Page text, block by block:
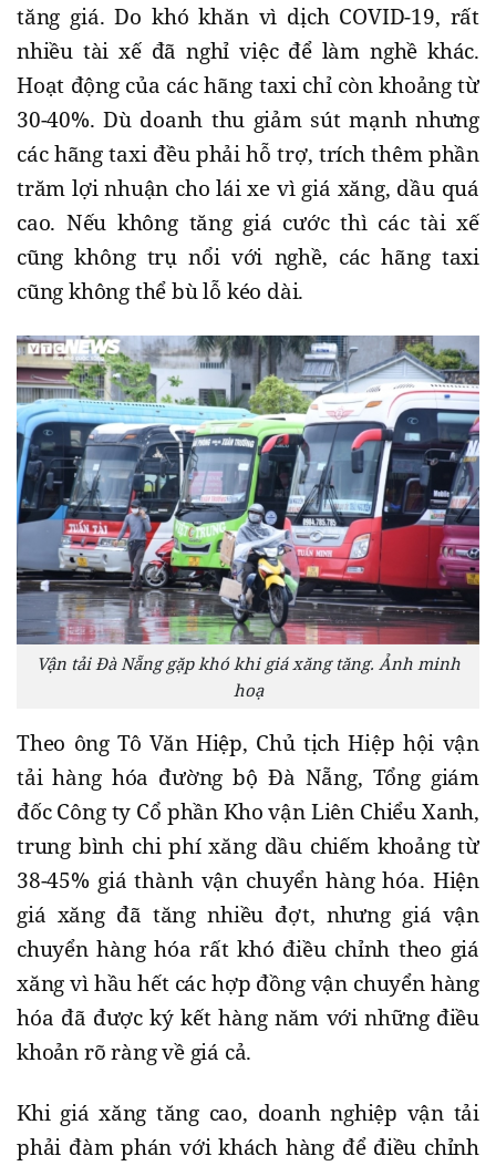
tăng giá. Do khó khăn vì dịch COVID-19, rất
nhiều tài xế đã nghỉ việc để làm nghề khác.
Hoạt động của các hãng taxi chỉ còn khoảng từ
30-40%. Dù doanh thu giảm sút mạnh nhưng
các hãng taxi đều phải hỗ trợ, trích thêm phần
trăm lợi nhuận cho lái xe vì giá xăng, dầu quá
cao. Nếu không tăng giá cước thì các tài xế
cũng không trụ nổi với nghề, các hãng taxi
cũng không thể bù lỗ kéo dài.
Vận tải Đà Nẵng gặp khó khi giá xăng tăng. Ảnh minh
hoạ
Theo ông Tô Văn Hiệp, Chủ tịch Hiệp hội vận
tải hàng hóa đường bộ Đà Nẵng, Tổng giám
đốc Công ty Cổ phần Kho vận Liên Chiểu Xanh,
trung bình chi phí xăng dầu chiếm khoảng từ
38-45% giá thành vận chuyển hàng hóa. Hiện
giá xăng đã tăng nhiều đợt, nhưng giá vận
chuyển hàng hóa rất khó điều chỉnh theo giá
xăng vì hầu hết các hợp đồng vận chuyển hàng
hóa đã được ký kết hàng năm với những điều
khoản rõ ràng về giá cả.
Khi giá xăng tăng cao, doanh nghiệp vận tải
phải đàm phán với khách hàng để điều chỉnh